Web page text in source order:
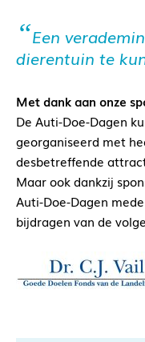
Een
dierentuin te
Met dank aan onze
De Auti-Doe-Dagen
georganiseerd met
desbetreffende
Maar ook dankzij
Auti-Doe-Dagen
bijdragen van de